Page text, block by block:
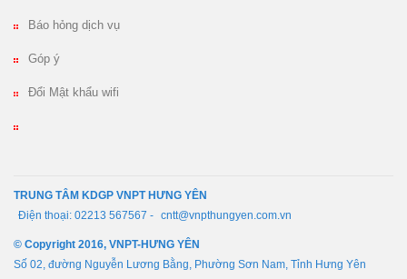
Báo hỏng dịch vụ
Góp ý
Đổi Mật khẩu wifi
TRUNG TÂM KDGP VNPT HƯNG YÊN
Điện thoại: 02213 567567 - cntt@vnpthungyen.com.vn
© Copyright 2016, VNPT-HƯNG YÊN
Số 02, đường Nguyễn Lương Bằng, Phường Sơn Nam, Tỉnh Hưng Yên